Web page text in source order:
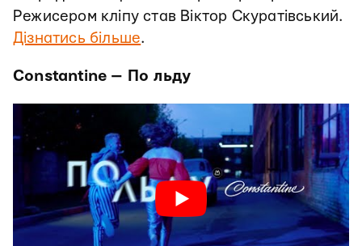
Режисером кліпу став Віктор Скуратівський.
Дізнатись більше.
Constantine — По льду